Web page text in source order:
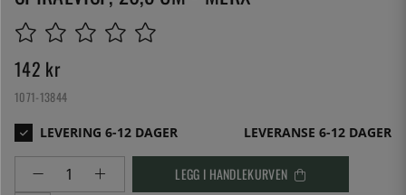
142 kr
1071-13844
LEVERANSE 6-12 DAGER
LEGG I HANDLEKURVEN